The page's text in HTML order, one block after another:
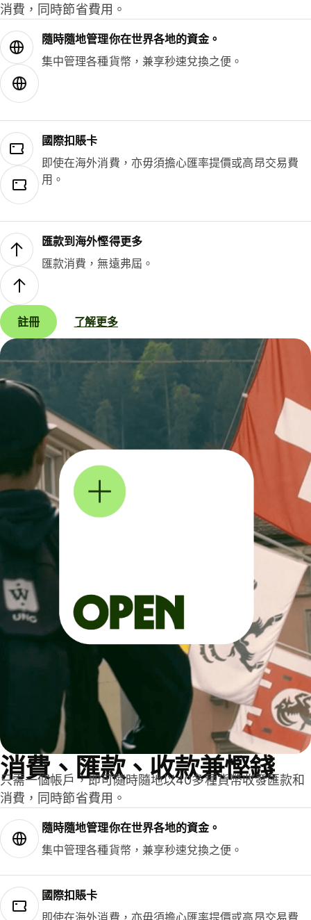
消費，同時節省費用。
隨時隨地管理你在世界各地的資金。
集中管理各種貨幣，兼享秒速兌換之便。
國際扣賬卡
即使在海外消費，亦毋須擔心匯率提價或高昂交易費
用。
匯款到海外慳得更多
匯款消費，無遠弗屆。
註冊 了解更多
消費、匯款、收款兼慳錢
只需一個帳戶，即可隨時隨地以40多種貨幣收發匯款和
消費，同時節省費用。
隨時隨地管理你在世界各地的資金。
集中管理各種貨幣，兼享秒速兌換之便。
國際扣賬卡